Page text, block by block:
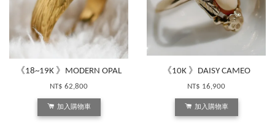
《18~19K 》MODERN OPAL
NT$ 62,800
加入購物車
《10K 》DAISY CAMEO
NT$ 16,900
加入購物車